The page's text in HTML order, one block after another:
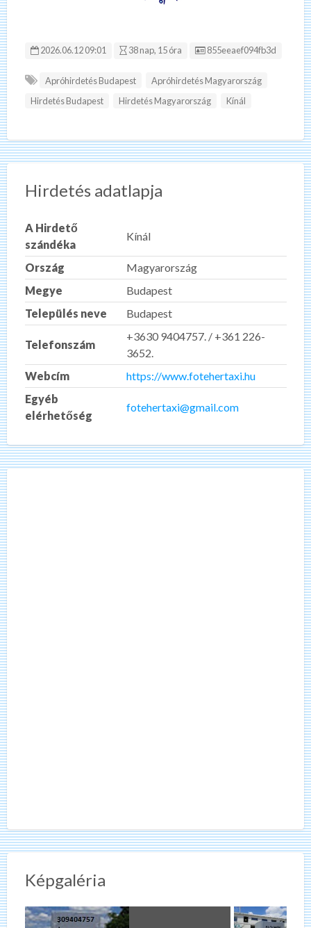
2026.06.12 09:01 38 nap, 15 óra Hirdetés ID:
855eeaef094fb3d
Apróhirdetés Budapest
Apróhirdetés Magyarország
Hirdetés Budapest
Hirdetés Magyarország Kínál
Hirdetés adatlapja
A Hirdető
szándéka
Kínál
Ország
Magyarország
Megye
Budapest
Település neve
Budapest
Telefonszám
+3630 9404757. / +361 226-
3652.
Webcím
https://www.fotehertaxi.hu
Egyéb
elérhetőség
fotehertaxi@gmail.com
Képgaléria